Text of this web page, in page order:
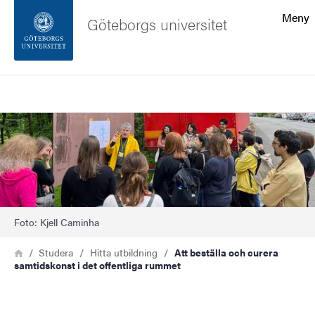
Sidfoten
Om webbplatsen
Meny
Göteborgs universitet
Bild
Foto: Kjell Caminha
Länkstig
HemStudera Hitta utbildning
Att beställa och curera
samtidskonst i det offentliga rummet